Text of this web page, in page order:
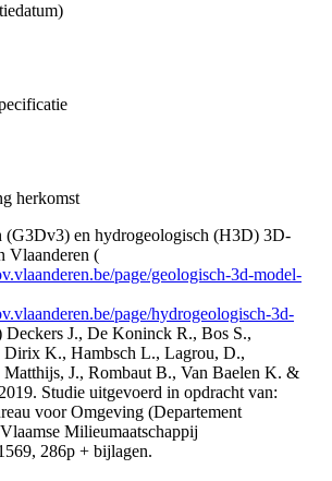
herkomst
(G3Dv3) en hydrogeologisch (H3D) 3D-
Vlaanderen (
page/geologisch-3d-model-
page/hydrogeologisch-3d-
Deckers J., De Koninck R., Bos S.,
Dirix K., Hambsch L., Lagrou, D.,
J., Rombaut B., Van Baelen K. &
Studie uitgevoerd in opdracht van:
voor Omgeving (Departement
Milieumaatschappij
286p + bijlagen.